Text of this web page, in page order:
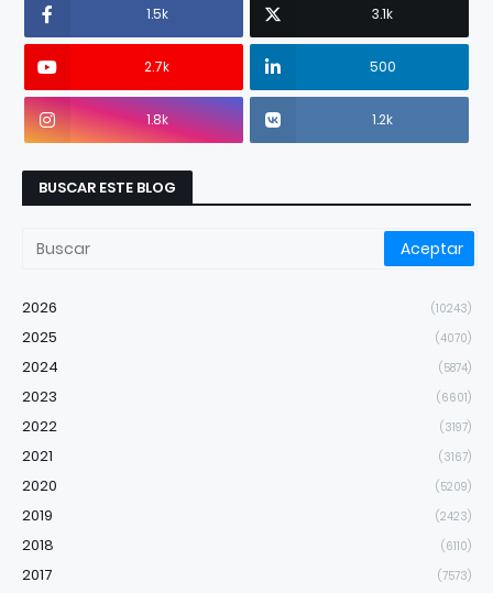
1.5k 3.1k
2.7k 500
1.8k 1.2k
BUSCAR ESTE BLOG
2026 (10243)
2025 (4070)
2024 (5874)
2023 (6601)
2022 (3197)
2021 (3167)
2020 (5209)
2019 (2423)
2018 (6110)
2017 (7573)